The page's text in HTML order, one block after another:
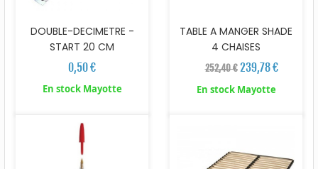
DOUBLE-DECIMETRE -
START 20 CM
0,50 €
En stock Mayotte
TABLE A MANGER SHADE
4 CHAISES
252,40 € 239,78 €
En stock Mayotte